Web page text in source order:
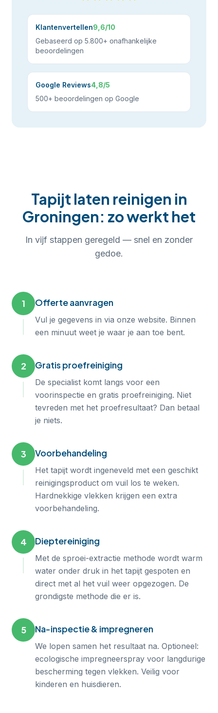
Klantenvertellen9,6/10
Gebaseerd op 5.800+ onafhankelijke
beoordelingen
Google Reviews4,8/5
500+ beoordelingen op Google
Tapijt laten reinigen in
Groningen: zo werkt het
In vijf stappen geregeld — snel en zonder
gedoe.
1 Offerte aanvragen
Vul je gegevens in via onze website. Binnen
een minuut weet je waar je aan toe bent.
2 Gratis proefreiniging
De specialist komt langs voor een
voorinspectie en gratis proefreiniging. Niet
tevreden met het proefresultaat? Dan betaal
je niets.
3 Voorbehandeling
Het tapijt wordt ingeneveld met een geschikt
reinigingsproduct om vuil los te weken.
Hardnekkige vlekken krijgen een extra
voorbehandeling.
4 Dieptereiniging
Met de sproei-extractie methode wordt warm
water onder druk in het tapijt gespoten en
direct met al het vuil weer opgezogen. De
grondigste methode die er is.
5 Na-inspectie & impregneren
We lopen samen het resultaat na. Optioneel:
ecologische impregneerspray voor langdurige
bescherming tegen vlekken. Veilig voor
kinderen en huisdieren.